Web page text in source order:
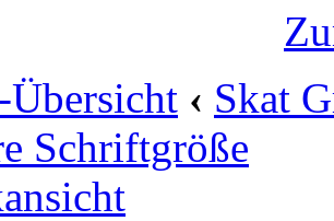
Übersicht ‹ Skat
Schriftgröße